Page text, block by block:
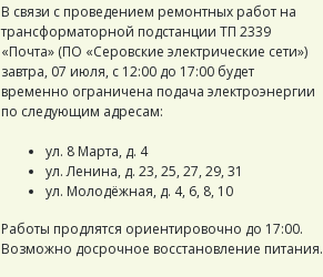
В связи с проведением ремонтных работ на
трансформаторной подстанции ТП 2339
«Почта» (ПО «Серовские электрические сети»)
завтра, 07 июля, с 12:00 до 17:00 будет
временно ограничена подача электроэнергии
по следующим адресам:
ул. 8 Марта, д. 4
ул. Ленина, д. 23, 25, 27, 29, 31
ул. Молодёжная, д. 4, 6, 8, 10
Работы продлятся ориентировочно до 17:00.
Возможно досрочное восстановление питания.